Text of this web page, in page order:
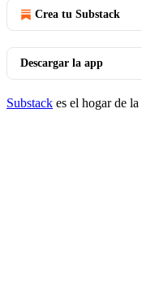
Crea tu Substack
Descargar la app
Substack es el hogar de